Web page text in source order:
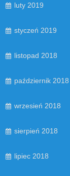
luty 2019
styczeń 2019
listopad 2018
październik 2018
wrzesień 2018
sierpień 2018
lipiec 2018